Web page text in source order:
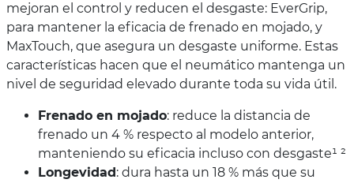
mejoran el control y reducen el desgaste: EverGrip,
para mantener la eficacia de frenado en mojado, y
MaxTouch, que asegura un desgaste uniforme. Estas
características hacen que el neumático mantenga un
nivel de seguridad elevado durante toda su vida útil.
Frenado en mojado: reduce la distancia de
frenado un 4 % respecto al modelo anterior,
manteniendo su eficacia incluso con desgaste¹ ²
Longevidad : dura hasta un 18 % más que su